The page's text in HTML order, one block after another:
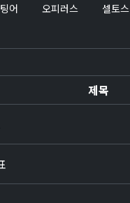
어 오피러스 셀토스
제목